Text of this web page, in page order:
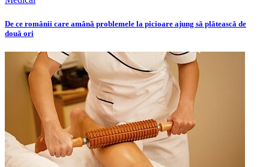
De ce românii care amână problemele la picioare ajung să plătească de
două ori